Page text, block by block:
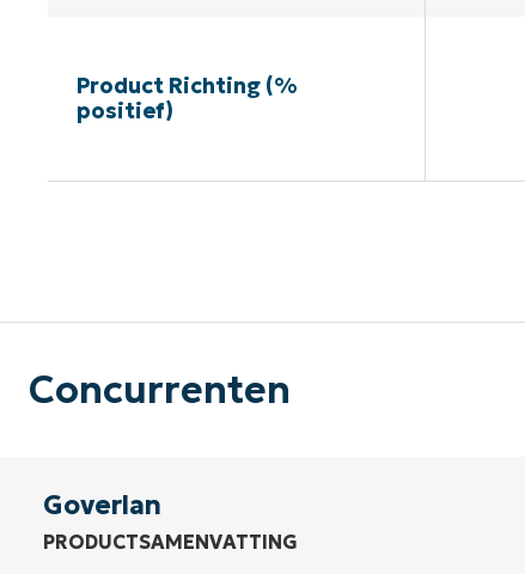
Product Richting (%
positief)
Concurrenten
Goverlan
PRODUCTSAMENVATTING